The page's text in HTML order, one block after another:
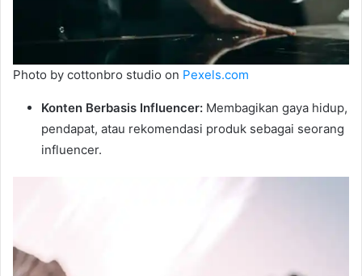
Photo by cottonbro studio on Pexels.com
Konten Berbasis Influencer: Membagikan gaya hidup,
pendapat, atau rekomendasi produk sebagai seorang
influencer.